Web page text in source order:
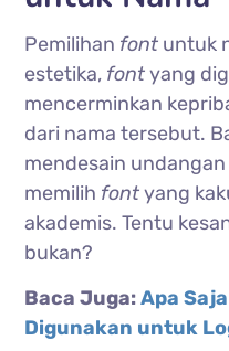
Pemilihan font untuk
estetika, fontyang
mencerminkan
dari nama tersebut.
mendesain
memilih fontyang
akademis. Tentu
bukan?
Baca Juga: Apa
Digunakan untuk